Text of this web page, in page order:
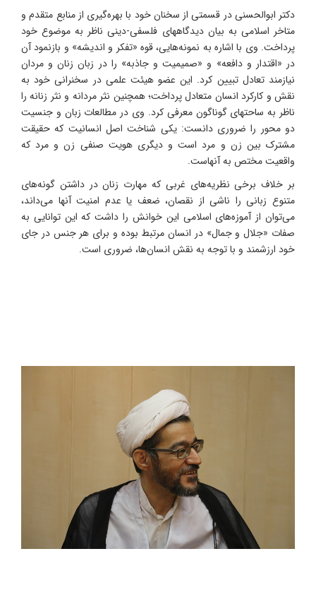
دکتر ابوالحسنی در قسمتی از سخنان خود با بهره‌گیری از منابع متقدم و
متاخر اسلامی به بیان دیدگاههای فلسفی-دینی ناظر به موضوع خود
پرداخت. وی با اشاره به نمونه‌هایی، قوه «تفکر و اندیشه» و بازنمود آن
در «اقتدار و دافعه» و «صمیمیت و جاذبه» را در زبان زنان و مردان
نیازمند تعادل تبیین کرد. این عضو هیئت علمی در سخنرانی خود به
نقش و کارکرد انسان متعادل پرداخت؛ همچنین نثر مردانه و نثر زنانه را
ناظر به ساحتهای گوناگون معرفی کرد. وی در مطالعات زبان و جنسیت
دو محور را ضروری دانست: یکی شناخت اصل انسانیت که حقیقت
مشترک بین زن و مرد است و دیگری هویت صنفی زن و مرد که
واقعیت مختص به آنهاست.
بر خلاف برخی نظریه‌های غربی که مهارت زنان در داشتن گونه‌های
متنوع زبانی را ناشی از نقصان، ضعف یا عدم امنیت آنها می‌داند،
می‌توان از آموزه‌های اسلامی این خوانش را داشت که این توانایی به
صفات «جلال و جمال» در انسان مرتبط بوده و برای هر جنس در جای
خود ارزشمند و با توجه به نقش انسان‌ها، ضروری است.